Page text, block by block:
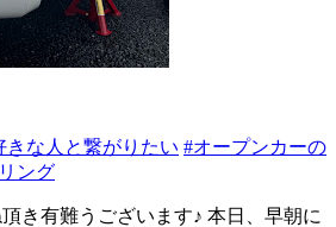
きな人と繋がりたい #オープンカーの
ング
き有難うございます♪ 本日、早朝に